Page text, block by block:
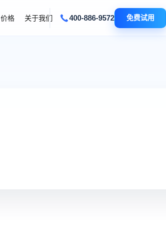
价格 关于我们 400-886-9572 免费试用